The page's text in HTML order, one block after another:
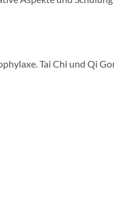
Tai Chi und Qi